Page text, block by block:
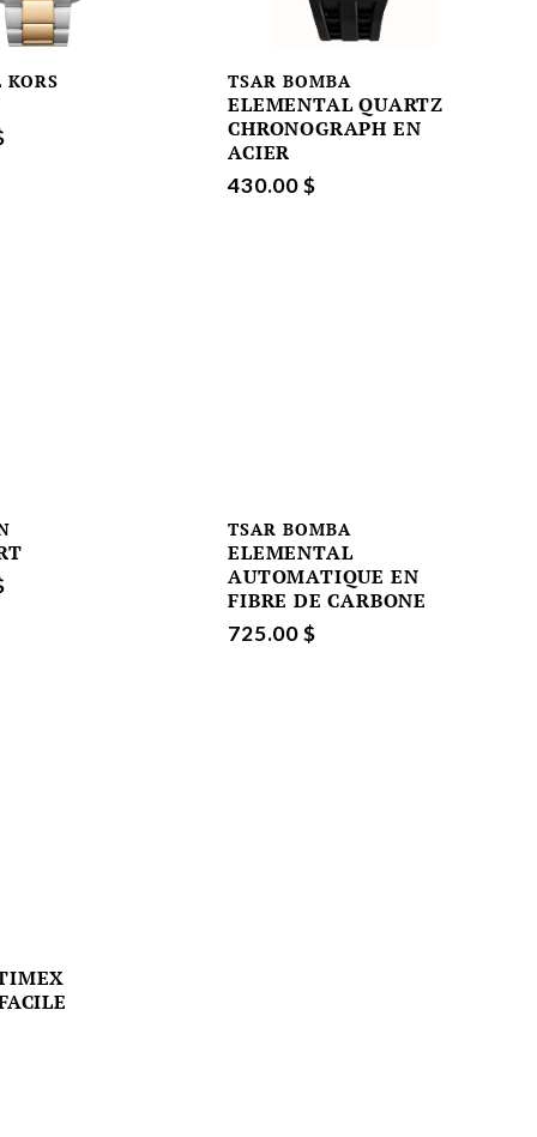
KORS TSAR BOMBA
ELEMENTAL QUARTZ
CHRONOGRAPH EN
ACIER
430.00 $
TSAR BOMBA
ELEMENTAL
AUTOMATIQUE EN
FIBRE DE CARBONE
725.00 $